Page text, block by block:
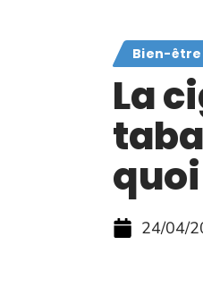
Bien-être
La
quoi
24/04/